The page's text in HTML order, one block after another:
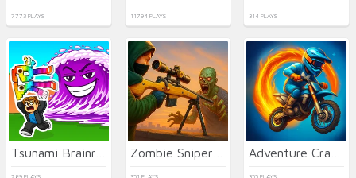
7773 PLAYS 11794 PLAYS 314 PLAYS